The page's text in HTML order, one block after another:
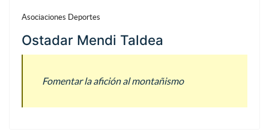
Asociaciones Deportes
Ostadar Mendi Taldea
Fomentar la afición al montañismo